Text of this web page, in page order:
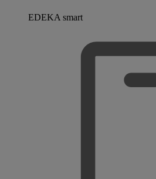
EDEKA smart